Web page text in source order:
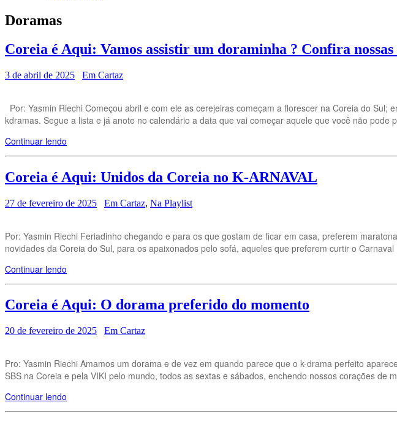
Doramas
Coreia é Aqui: Vamos assistir um doraminha ? Confira
3 de abril de 2025 Em Cartaz
Por: Yasmin Riechi Começou abril e com ele as cerejeiras começam a florescer na Coreia do
kdramas. Segue a lista e já anote no calendário a data que vai começar aquele que você não
Continuar lendo
Coreia é Aqui: Unidos da Coreia no K-ARNAVAL
27 de fevereiro de 2025 Em Cartaz, Na Playlist
Por: Yasmin Riechi Feriadinho chegando e para os que gostam de ficar em casa, preferem
novidades da Coreia do Sul, para os apaixonados pelo sofá, aqueles que preferem curtir o
Continuar lendo
Coreia é Aqui: O dorama preferido do momento
20 de fevereiro de 2025 Em Cartaz
Pro: Yasmin Riechi Amamos um dorama e de vez em quando parece que o k-drama perfeito
SBS na Coreia e pela VIKI pelo mundo, todos as sextas e sábados, enchendo nossos corações
Continuar lendo